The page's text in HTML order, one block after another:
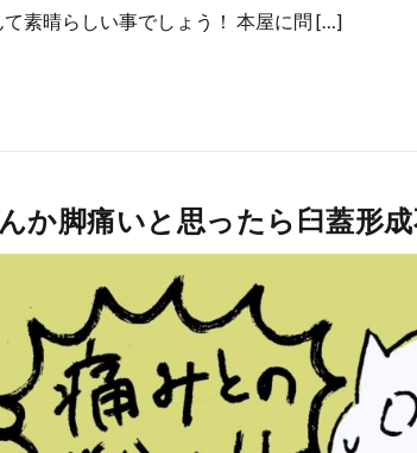
て素晴らしい事でしょう！ 本屋に問 […]
か脚痛いと思ったら臼蓋形